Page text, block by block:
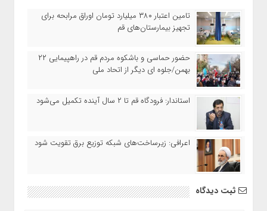
تامین اعتبار ۳۸۰ میلیارد تومان اوراق مرابحه برای
تجهیز بیمارستان‌های قم
حضور حماسی و باشکوه مردم قم در راهپیمایی ۲۲
بهمن/جلوه ای دیگر از اتحاد ملی
استاندار: فرودگاه قم تا ۲ سال آینده تکمیل می‌شود
اعرافی: زیرساخت‌های شبکه توزیع برق تقویت شود
ثبت دیدگاه